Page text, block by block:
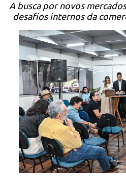
A busca por novos
desafios internos da